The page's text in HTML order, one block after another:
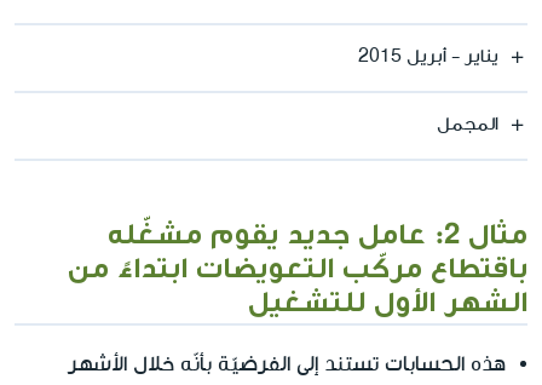
يناير - أبريل 2015
المجمل
مثال 2: عامل جديد يقوم مشغّله
باقتطاع مركّب التعويضات ابتداءً من
الشهر الأول للتشغيل
هذه الحسابات تستند إلى الفرضيّة بأنّه خلال الأشهر